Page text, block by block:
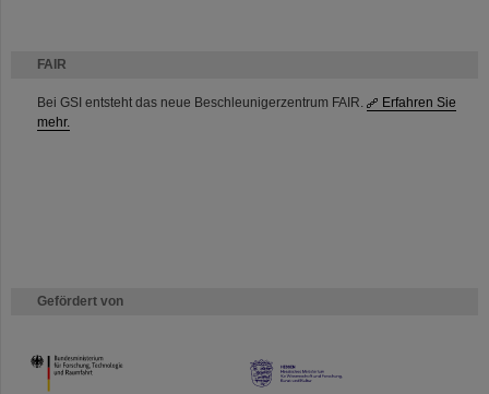
FAIR
Bei GSI entsteht das neue Beschleunigerzentrum FAIR.
Erfahren Sie
mehr.
Gefördert von
HMWK